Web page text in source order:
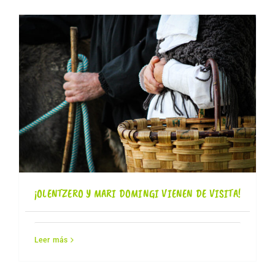
¡OLENTZERO Y MARI DOMINGI VIENEN DE VISITA!
Leer más